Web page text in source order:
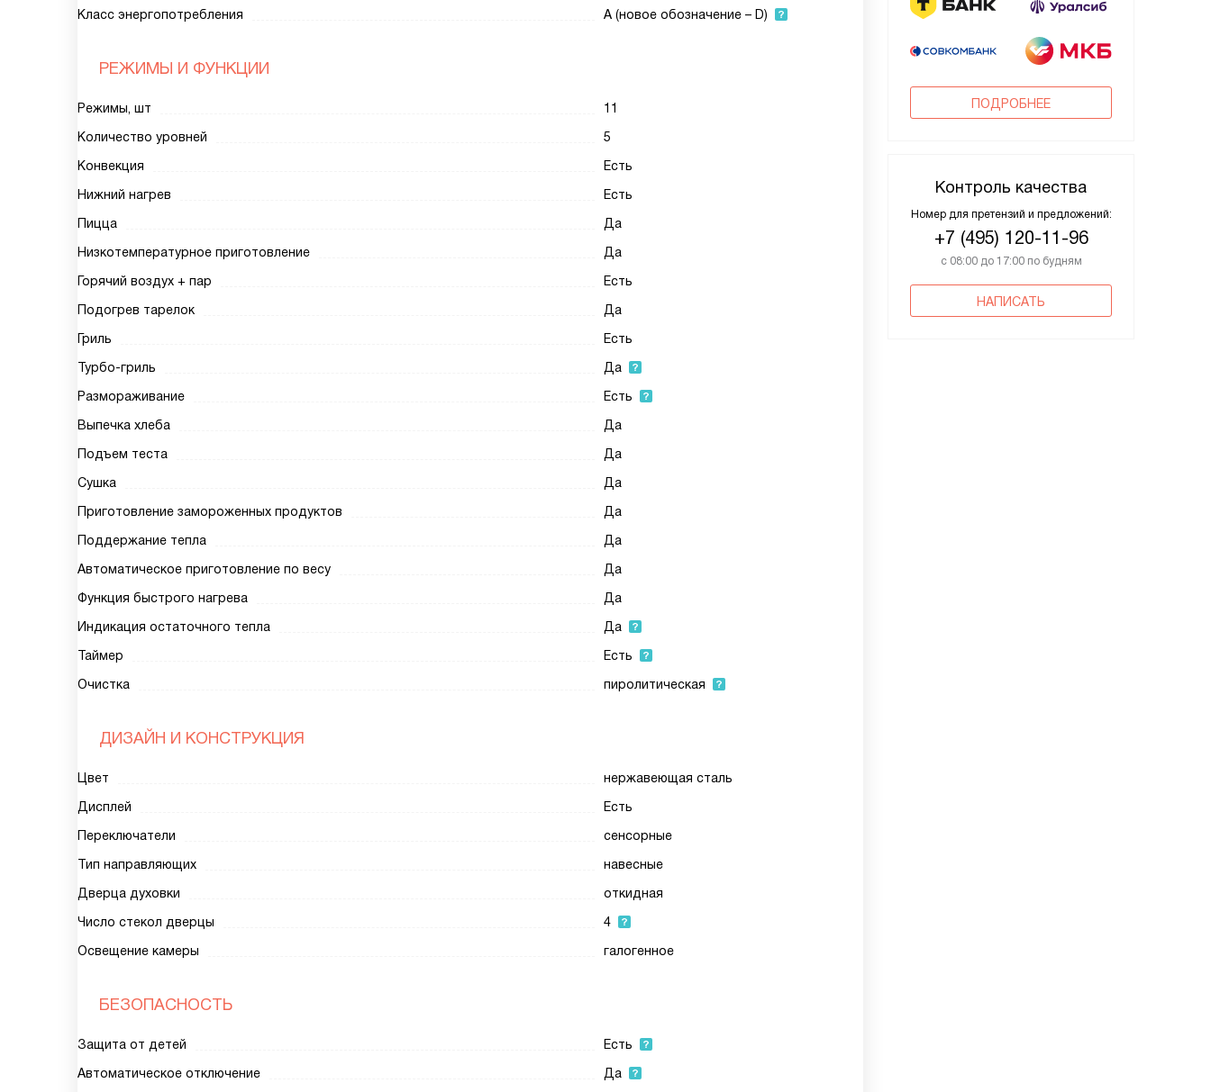
ПОДРОБНЕЕ
Контроль качества
Номер для претензий и предложений:
+7 (495) 120-11-96
с 08:00 до 17:00 по будням
НАПИСАТЬ
Класс энергопотребления
A (новое обозначение – D)
РЕЖИМЫ И ФУНКЦИИ
Режимы, шт
11
Количество уровней
5
Конвекция
Есть
Нижний нагрев
Есть
Пицца
Да
Низкотемпературное приготовление
Да
Горячий воздух + пар
Есть
Подогрев тарелок
Да
Гриль
Есть
Турбо-гриль
Да
Размораживание
Есть
Выпечка хлеба
Да
Подъем теста
Да
Сушка
Да
Приготовление замороженных продуктов
Да
Поддержание тепла
Да
Автоматическое приготовление по весу
Да
Функция быстрого нагрева
Да
Индикация остаточного тепла
Да
Таймер
Есть
Очистка
пиролитическая
ДИЗАЙН И КОНСТРУКЦИЯ
Цвет
нержавеющая сталь
Дисплей
Есть
Переключатели
сенсорные
Тип направляющих
навесные
Дверца духовки
откидная
Число стекол дверцы
4
Освещение камеры
галогенное
БЕЗОПАСНОСТЬ
Защита от детей
Есть
Автоматическое отключение
Да